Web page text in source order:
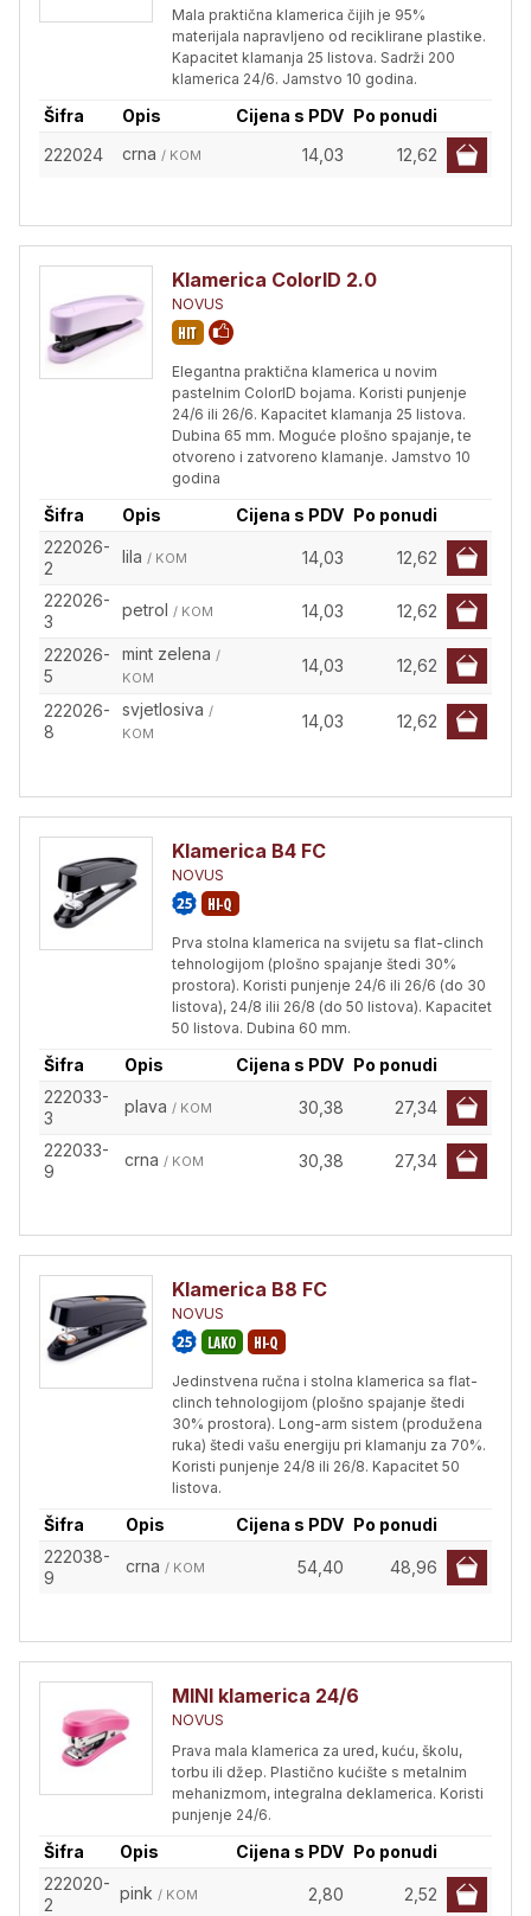
Mala praktična klamerica čijih je 95%
materijala napravljeno od reciklirane plastike.
Kapacitet klamanja 25 listova. Sadrži 200
klamerica 24/6. Jamstvo 10 godina.
Šifra Opis Cijena s PDV Po ponudi
222024
crna / KOM 14,03 12,62
Klamerica ColorID 2.0
NOVUS
Elegantna praktična klamerica u novim
pastelnim ColorID bojama. Koristi punjenje
24/6 ili 26/6. Kapacitet klamanja 25 listova.
Dubina 65 mm. Moguće plošno spajanje, te
otvoreno i zatvoreno klamanje. Jamstvo 10
godina
Šifra Opis Cijena s PDV Po ponudi
222026-
2
lila / KOM 14,03 12,62
222026-
3
petrol / KOM 14,03 12,62
222026-
5
mint zelena /
KOM
14,03 12,62
222026-
8
svjetlosiva /
KOM
14,03 12,62
Klamerica B4 FC
NOVUS
Prva stolna klamerica na svijetu sa flat-clinch
tehnologijom (plošno spajanje štedi 30%
prostora). Koristi punjenje 24/6 ili 26/6 (do 30
listova), 24/8 ilii 26/8 (do 50 listova). Kapacitet
50 listova. Dubina 60 mm.
Šifra Opis Cijena s PDV Po ponudi
222033-
3
plava / KOM 30,38 27,34
222033-
9
crna / KOM 30,38 27,34
Klamerica B8 FC
NOVUS
Jedinstvena ručna i stolna klamerica sa flat-
clinch tehnologijom (plošno spajanje štedi
30% prostora). Long-arm sistem (produžena
ruka) štedi vašu energiju pri klamanju za 70%.
Koristi punjenje 24/8 ili 26/8. Kapacitet 50
listova.
Šifra Opis Cijena s PDV Po ponudi
222038-
9
crna / KOM 54,40 48,96
MINI klamerica 24/6
NOVUS
Prava mala klamerica za ured, kuću, školu,
torbu ili džep. Plastično kućište s metalnim
mehanizmom, integralna deklamerica. Koristi
punjenje 24/6.
Šifra Opis Cijena s PDV Po ponudi
222020-
2
pink / KOM 2,80 2,52